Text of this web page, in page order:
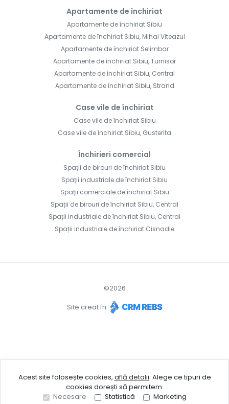
Apartamente de închiriat
Apartamente de închiriat Sibiu
Apartamente de închiriat Sibiu, Mihai Viteazul
Apartamente de închiriat Selimbar
Apartamente de închiriat Sibiu, Turnisor
Apartamente de închiriat Sibiu, Central
Apartamente de închiriat Sibiu, Strand
Case vile de închiriat
Case vile de închiriat Sibiu
Case vile de închiriat Sibiu, Gusterita
Închirieri comercial
Spații de birouri de închiriat Sibiu
Spații industriale de închiriat Sibiu
Spații comerciale de închiriat Sibiu
Spații de birouri de închiriat Sibiu, Central
Spații industriale de închiriat Sibiu, Central
Spații industriale de închiriat Cisnadie
©2026
Site creat în
Acest site folosește cookies, află detalii. Alege ce tipuri de
cookies dorești să permitem:
Necesare
Statistică Marketing